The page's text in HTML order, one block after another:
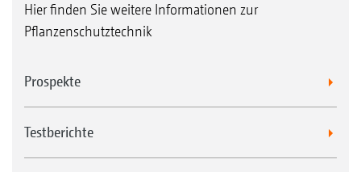
Hier finden Sie weitere Informationen zur
Pflanzenschutztechnik
Prospekte
Testberichte